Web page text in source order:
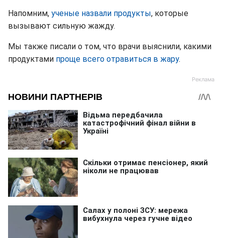
Напомним, ученые назвали продукты, которые
вызывают сильную жажду.
Мы также писали о том, что врачи выяснили, какими
продуктами проще всего отравиться в жару.